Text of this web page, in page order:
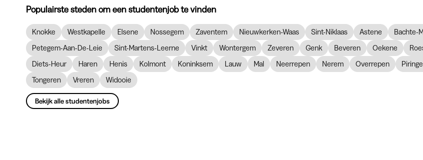
Populairste steden om een studentenjob te vinden
Knokke Westkapelle Elsene Nossegem Zaventem Nieuwkerken-Waas Sint-Niklaas Astene Bachte-
Petegem-Aan-De-Leie
Sint-Martens-Leerne Vinkt Wontergem Zeveren Genk Beveren Oekene
Diets-Heur
Haren Henis Kolmont Koninksem Lauw Mal Neerrepen Nerem Overrepen
Tongeren
Vreren Widooie
Bekijk alle studentenjobs